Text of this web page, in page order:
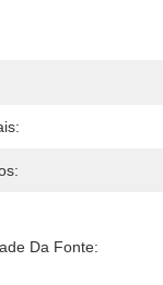
Da Fonte: